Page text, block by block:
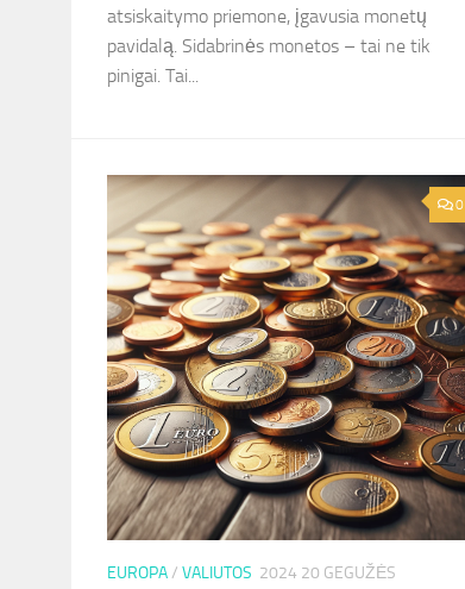
atsiskaitymo priemone, įgavusia monetų
pavidalą. Sidabrinės monetos – tai ne tik
pinigai. Tai...
0
EUROPA/ VALIUTOS 2024 20 GEGUŽĖS